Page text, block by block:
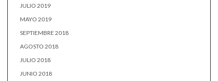
JULIO 2019
MAYO 2019
SEPTIEMBRE 2018
AGOSTO 2018
JULIO 2018
JUNIO 2018